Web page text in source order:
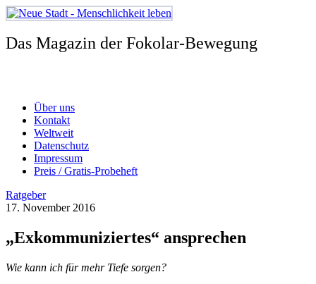
Zum
Inhalt
springen
Das Magazin der Fokolar-Bewegung
Über uns
Kontakt
Weltweit
Datenschutz
Impressum
Preis / Gratis-Probeheft
Ratgeber
17. November 2016
„Exkommuniziertes“ ansprechen
Wie kann ich für mehr Tiefe sorgen?